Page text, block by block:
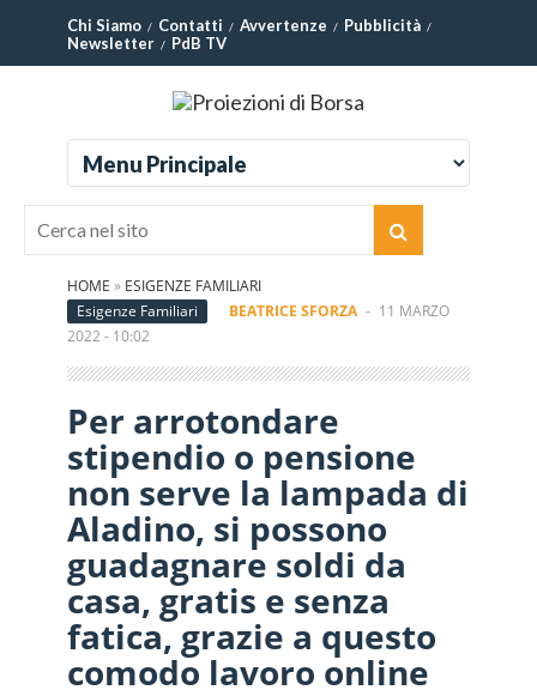
Chi Siamo Contatti Avvertenze
Pubblicità
Newsletter
PdB TV
HOME » ESIGENZE FAMILIARI
Esigenze Familiari
BEATRICE SFORZA - 11 MARZO
2022 - 10:02
Per arrotondare
stipendio o pensione
non serve la lampada di
Aladino, si possono
guadagnare soldi da
casa, gratis e senza
fatica, grazie a questo
comodo lavoro online